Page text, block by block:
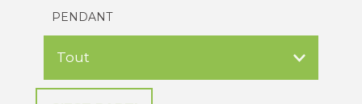
PENDANT